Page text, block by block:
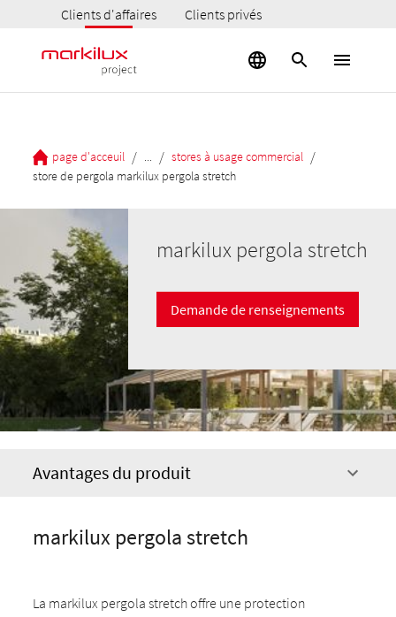
Clients d'affaires Clients privés
page d'acceuil / / stores à usage commercial /
store de pergola markilux pergola stretch
markilux pergola stretch
Demande de renseignements
Avantages du produit
markilux pergola stretch
La markilux pergola stretch offre une protection